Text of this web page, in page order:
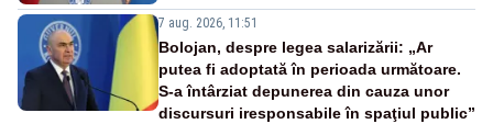
7 aug. 2026, 11:51
Bolojan, despre legea salarizării: „Ar
putea fi adoptată în perioada următoare.
S-a întârziat depunerea din cauza unor
discursuri iresponsabile în spaţiul public”